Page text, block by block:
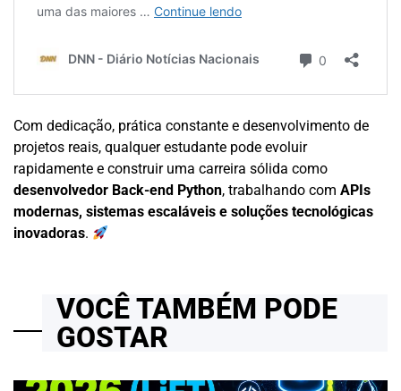
Com dedicação, prática constante e desenvolvimento de
projetos reais, qualquer estudante pode evoluir
rapidamente e construir uma carreira sólida como
desenvolvedor Back-end Python, trabalhando com APIs
modernas, sistemas escaláveis e soluções tecnológicas
inovadoras.
VOCÊ TAMBÉM PODE
GOSTAR